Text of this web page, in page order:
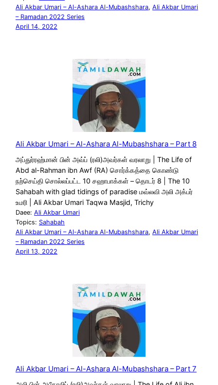
Ali Akbar Umari – Al-Ashara Al-Mubashshara, Ali Akbar Umari
– Ramadan 2022 Series
April 14, 2022
Ali Akbar Umari – Al-Ashara Al-Mubashshara – Part 8
அப்துர்ரஹ்மான் பின் அவ்ப் (ரலி)அவர்கள் வரலாறு | The Life of
Abd al-Rahman ibn Awf (RA) சொர்க்கத்தை கொண்டு
நற்செய்தி சொல்லப்பட்ட 10 சஹாபாக்கள் – தொடர் 8 | The 10
Sahabah with glad tidings of paradise மவ்லவி அலி அக்பர்
உமரி | Ali Akbar Umari Taqwa Masjid, Trichy
Daee: Ali Akbar Umari
Topics: Sahabah
Ali Akbar Umari – Al-Ashara Al-Mubashshara, Ali Akbar Umari
– Ramadan 2022 Series
April 13, 2022
Ali Akbar Umari – Al-Ashara Al-Mubashshara – Part 7